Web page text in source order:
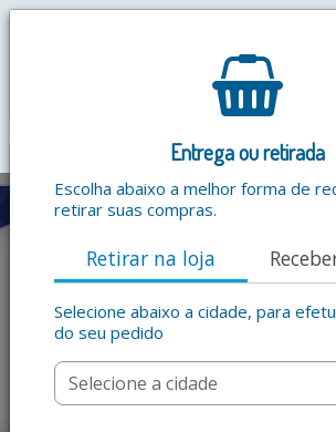
Entrega ou retirada
Escolha abaixo a melhor forma de
retirar suas compras.
Retirar na loja
Selecione abaixo a cidade, para
do seu pedido